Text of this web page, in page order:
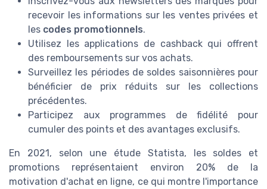
recevoir les informations sur les ventes privées et
les codes promotionnels.
Utilisez les applications de cashback qui offrent
des remboursements sur vos achats.
Surveillez les périodes de soldes saisonnières pour
bénéficier de prix réduits sur les collections
précédentes.
Participez aux programmes de fidélité pour
cumuler des points et des avantages exclusifs.
En 2021, selon une étude Statista, les soldes et
promotions représentaient environ 20% de la
motivation d'achat en ligne, ce qui montre l'importance